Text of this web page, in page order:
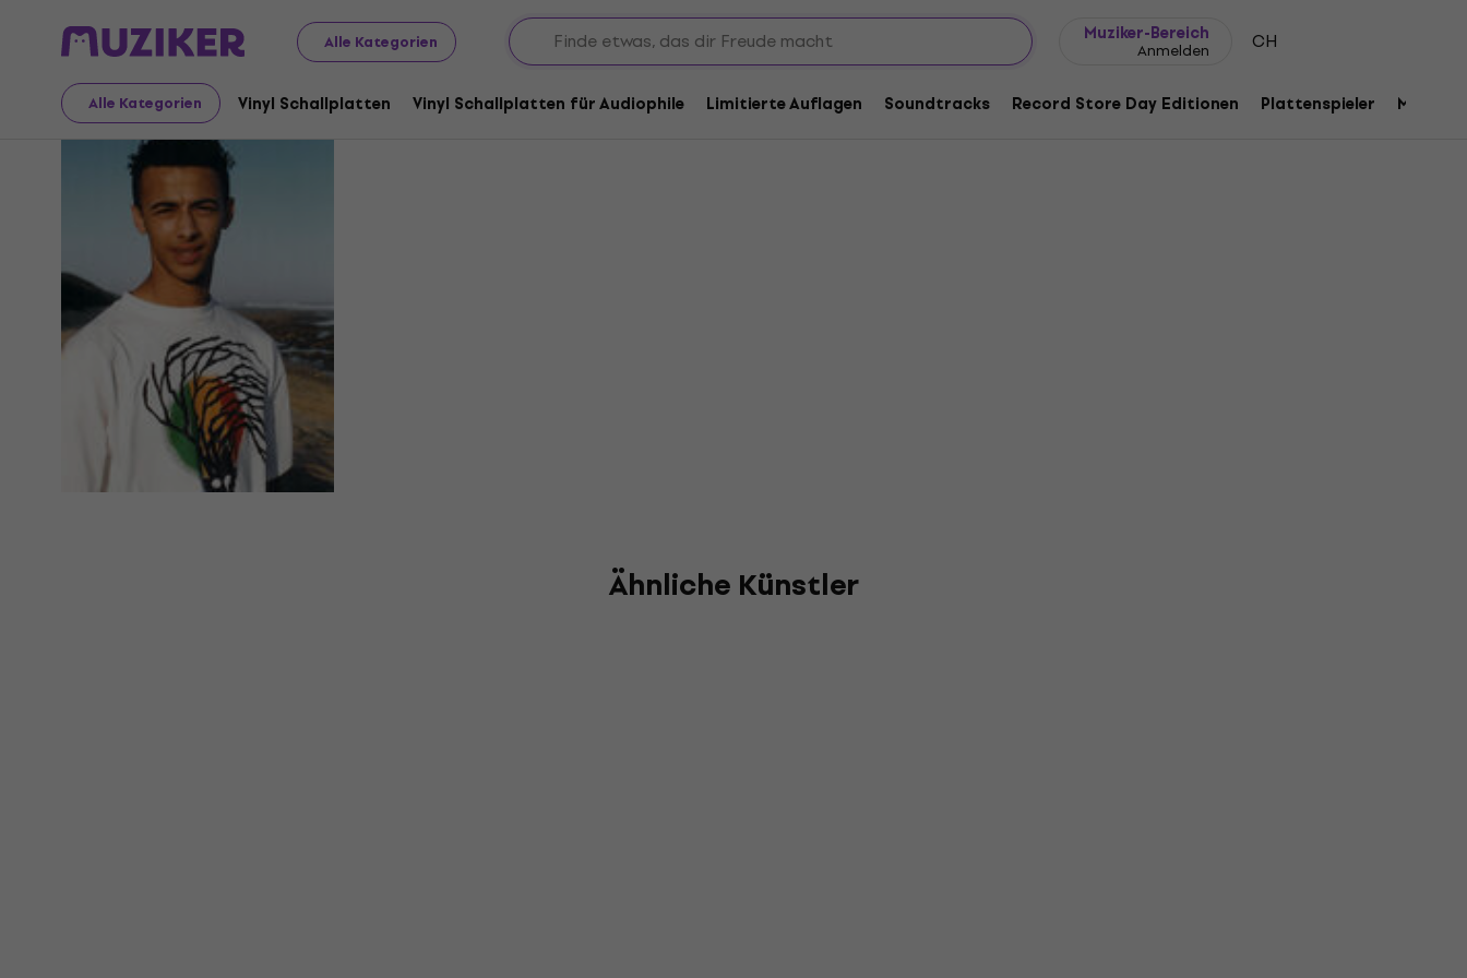
Alle Kategorien
Muziker-Bereich
Anmelden CH
Alle Kategorien Vinyl Schallplatten Vinyl Schallplatten für Audiophile Limitierte Auflagen Soundtracks Record Store Day Editionen Plattenspieler Musik
SIPHO.
Ähnliche Künstler